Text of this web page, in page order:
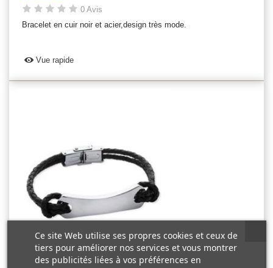
0 Avis
Bracelet en cuir noir et acier,design très mode.
Vue rapide
Ce site Web utilise ses propres cookies et ceux de
tiers pour améliorer nos services et vous montrer
des publicités liées à vos préférences en